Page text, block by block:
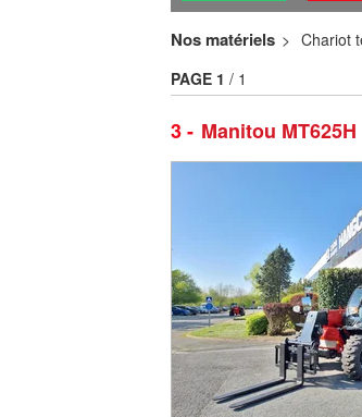
Nos matériels Chariot
3 Manitou MT625H
PAGE 1 / 1